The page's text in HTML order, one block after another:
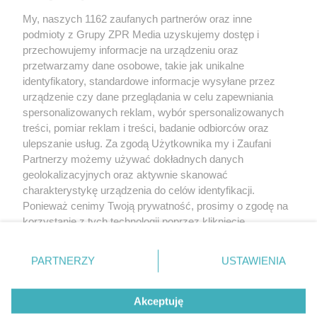
Żaden utwór zamieszczony w serwisie nie może być powielany i
rozpowszechniany lub dalej rozpowszechniany w jakikolwiek sposób (w
tym także elektroniczny lub mechaniczny) na jakimkolwiek polu
eksploatacji w jakiejkolwiek formie, włącznie z umieszczaniem w Internecie
bez pisemnej zgody właściciela praw. Jakiekolwiek użycie lub
wykorzystanie utworów w całości lub w części z naruszeniem prawa, tzn.
bez właściwej zgody, jest zabronione pod groźbą kary i może być ścigane
prawnie.
O nas
My, naszych 1162 zaufanych partnerów oraz inne
podmioty z Grupy ZPR Media uzyskujemy dostęp i
przechowujemy informacje na urządzeniu oraz
przetwarzamy dane osobowe, takie jak unikalne
identyfikatory, standardowe informacje wysyłane przez
urządzenie czy dane przeglądania w celu zapewniania
spersonalizowanych reklam, wybór spersonalizowanych
treści, pomiar reklam i treści, badanie odbiorców oraz
ulepszanie usług. Za zgodą Użytkownika my i Zaufani
Partnerzy możemy używać dokładnych danych
geolokalizacyjnych oraz aktywnie skanować
charakterystykę urządzenia do celów identyfikacji.
Ponieważ cenimy Twoją prywatność, prosimy o zgodę na
korzystanie z tych technologii poprzez kliknięcie
zmienić/wycofać klikając przycisk ustawień prywatności
znajdujący się w lewym dolnym rogu strony
rodzaje przetwarzania danych nie wymagają zgody
użytkownika, ale masz prawo sprzeciwić się takiemu
przetwarzaniu. Preferencje będą miały zastosowanie tylko
PARTNERZY USTAWIENIA
Akceptuję